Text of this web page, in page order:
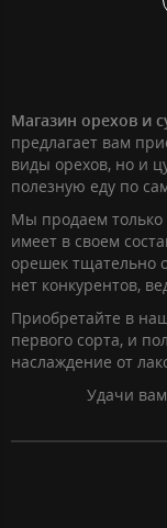
Магазин орехов и
предлагает вам
виды орехов, но и
полезную еду по
Мы продаем только
имеет в своем
орешек тщательно
нет конкурентов,
Приобретайте в
первого сорта, и
наслаждение от
Удачи